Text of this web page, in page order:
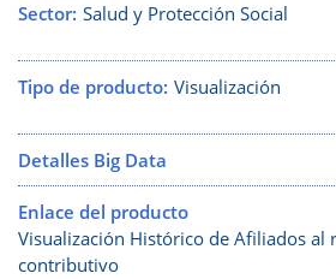
Sector Salud y Protección Social
Tipo de producto Visualización
Detalles Big Data
Enlace del producto
Visualización Histórico de Afiliados al
contributivo